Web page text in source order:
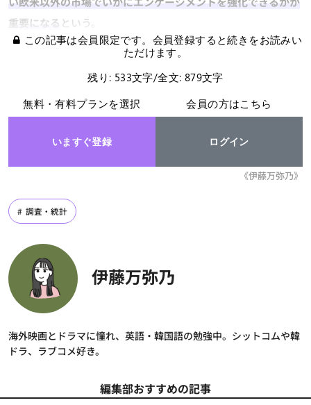
重要になる という。
この記事は会員限定です。会員登録すると続きをお読みい
ただけます。
残り: 533文字/全文: 879文字
無料・有料プランを選択
いますぐ登録
会員の方はこちら
ログイン
《伊藤万弥乃》
調査・統計
伊藤万弥乃
海外映画とドラマに憧れ、英語・韓国語の勉強中。シットコムや韓
ドラ、ラブコメ好き。
編集部おすすめの記事